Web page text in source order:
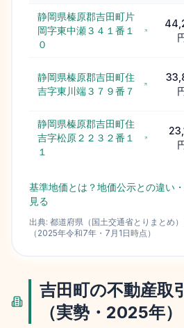
静岡県榛原郡吉田町片
岡字東中瀬３４１番１
０
静岡県榛原郡吉田町住
吉字東川端３７９番７
静岡県榛原郡吉田町住
吉字松原２２３２番１
１
基準地価とは？地価公示との違い
見る
出典: 都道府県（国土交通省とりまとめ）
（ 2025年令和7年 ・ 7月1日時点）
吉田町の不動産取
（実勢・ 2025年）